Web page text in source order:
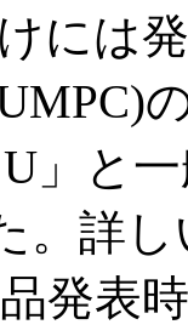
には
」と
。詳
発表